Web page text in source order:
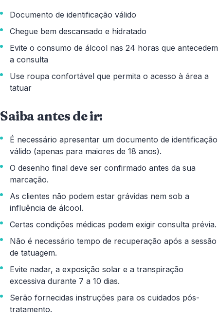
Documento de identificação válido
Chegue bem descansado e hidratado
Evite o consumo de álcool nas 24 horas que antecedem
a consulta
Use roupa confortável que permita o acesso à área a
tatuar
Saiba antes de ir:
É necessário apresentar um documento de identificação
válido (apenas para maiores de 18 anos).
O desenho final deve ser confirmado antes da sua
marcação.
As clientes não podem estar grávidas nem sob a
influência de álcool.
Certas condições médicas podem exigir consulta prévia.
Não é necessário tempo de recuperação após a sessão
de tatuagem.
Evite nadar, a exposição solar e a transpiração
excessiva durante 7 a 10 dias.
Serão fornecidas instruções para os cuidados pós-
tratamento.